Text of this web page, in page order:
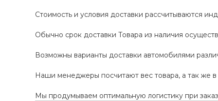
Стоимость и условия доставки рассчитываются
Обычно срок доставки Товара из наличия
Возможны варианты доставки автомобилями
Наши менеджеры посчитают вес товара, а так же
Мы продумываем оптимальную логистику при